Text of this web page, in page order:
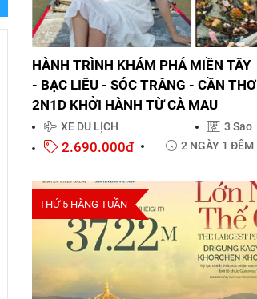
HÀNH TRÌNH KHÁM PHÁ MIỀN TÂY
- BẠC LIÊU - SÓC TRĂNG - CẦN THƠ
2N1D KHỞI HÀNH TỪ CÀ MAU
XE DU LỊCH 3 Sao
2.690.000đ 2 NGÀY 1 ĐÊM
THỨ 5 HÀNG TUẦN